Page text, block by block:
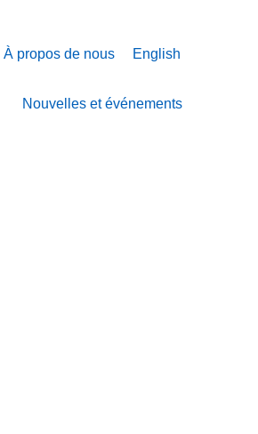
À propos de nous English
Nouvelles et événements